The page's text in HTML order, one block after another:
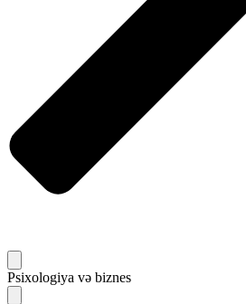
Psixologiya və biznes